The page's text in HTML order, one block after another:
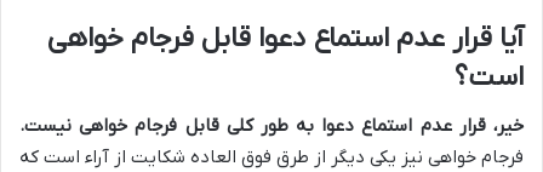
آیا قرار عدم استماع دعوا قابل فرجام خواهی
است؟
خیر، قرار عدم استماع دعوا به طور کلی قابل فرجام خواهی نیست.
فرجام خواهی نیز یکی دیگر از طرق فوق العاده شکایت از آراء است که